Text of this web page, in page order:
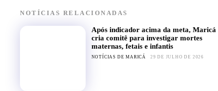
NOTÍCIAS RELACIONADAS
Após indicador acima da meta, Maricá
cria comitê para investigar mortes
maternas, fetais e infantis
NOTÍCIAS DE MARICÁ 29 DE JULHO DE 2026